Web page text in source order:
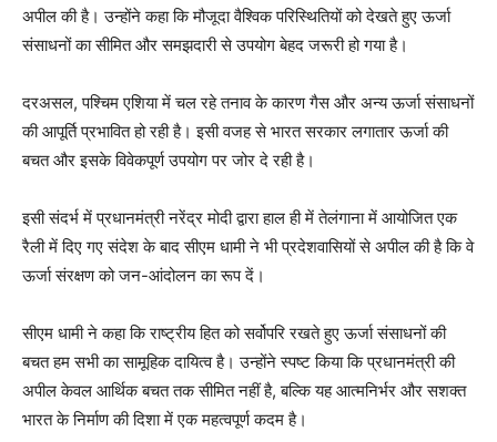
अपील की है। उन्होंने कहा कि मौजूदा वैश्विक परिस्थितियों को देखते हुए ऊर्जा
संसाधनों का सीमित और समझदारी से उपयोग बेहद जरूरी हो गया है।
दरअसल, पश्चिम एशिया में चल रहे तनाव के कारण गैस और अन्य ऊर्जा संसाधनों
की आपूर्ति प्रभावित हो रही है। इसी वजह से भारत सरकार लगातार ऊर्जा की
बचत और इसके विवेकपूर्ण उपयोग पर जोर दे रही है।
इसी संदर्भ में प्रधानमंत्री नरेंद्र मोदी द्वारा हाल ही में तेलंगाना में आयोजित एक
रैली में दिए गए संदेश के बाद सीएम धामी ने भी प्रदेशवासियों से अपील की है कि वे
ऊर्जा संरक्षण को जन-आंदोलन का रूप दें।
सीएम धामी ने कहा कि राष्ट्रीय हित को सर्वोपरि रखते हुए ऊर्जा संसाधनों की
बचत हम सभी का सामूहिक दायित्व है। उन्होंने स्पष्ट किया कि प्रधानमंत्री की
अपील केवल आर्थिक बचत तक सीमित नहीं है, बल्कि यह आत्मनिर्भर और सशक्त
भारत के निर्माण की दिशा में एक महत्वपूर्ण कदम है।